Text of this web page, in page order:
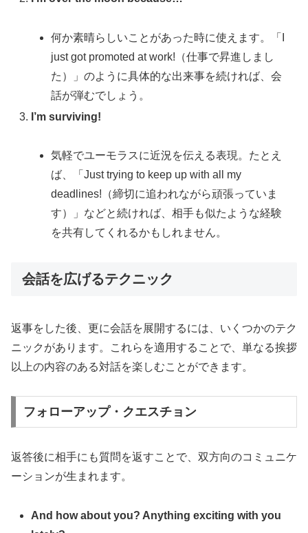
何か素晴らしいことがあった時に使えます。「I
just got promoted at work!（仕事で昇進しまし
た）」のように具体的な出来事を続ければ、会
話が弾むでしょう。
I’m surviving!
気軽でユーモラスに近況を伝える表現。たとえ
ば、「Just trying to keep up with all my
deadlines!（締切に追われながら頑張っていま
す）」などと続ければ、相手も似たような経験
を共有してくれるかもしれません。
会話を広げるテクニック
返事をした後、更に会話を展開するには、いくつかのテク
ニックがあります。これらを適用することで、単なる挨拶
以上の内容のある対話を楽しむことができます。
フォローアップ・クエスチョン
返答後に相手にも質問を返すことで、双方向のコミュニケ
ーションが生まれます。
And how about you? Anything exciting with you